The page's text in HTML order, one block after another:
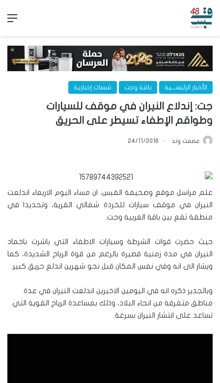
الأخبار الرئيســـية باقة وجت قبسات إخبارية
جت: إندلاع النيران في موقف للسيارات
وطواقم الإطفاء تسيطر على الحريق
عصمت وتد 24/11/2016
علم مراسل موقع وصحيفة القبس، ان مساء اليوم الاربعاء اندلعت
النيران في موقف سيارات للخردة شمالي القرية، وتحديدا في
منطقة تقع بين باقة الغربية وجت.
حيث حضرت قوات الشرطة وسيارات الاطفاء التي باشرت باخماد
النيران في مدة زمنية قصيرة بالرغم من قوة الرياح الشديدة، كما
ويشار الى انه وفي نفس المكان قبل نحو شهرين اندلع حريق كبير.
وبالجدير ذكره انه في اليومين الاخيرين اندلعت النيران في عدة
مناطق متفرقة من انحاء البلاد، وذلك بمساعدة الرياح القوية التي
تساعد على انتشار النيران بسرعة.